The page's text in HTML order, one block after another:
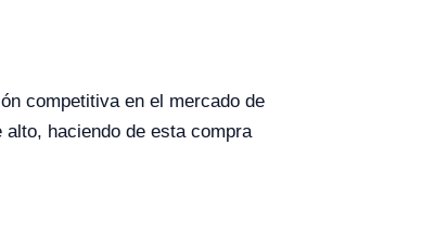
competitiva en el mercado de
haciendo de esta compra